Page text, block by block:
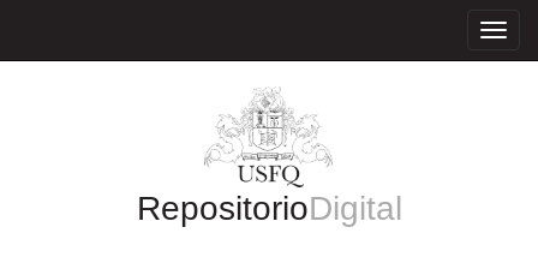
RepositorioDigital